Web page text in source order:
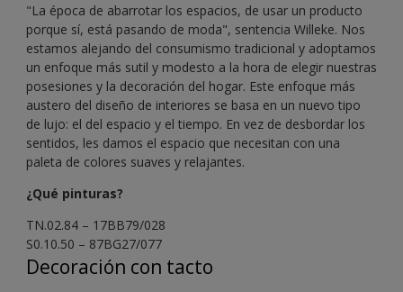
"La época de abarrotar los espacios, de usar un producto
porque sí, está pasando de moda", sentencia Willeke. Nos
estamos alejando del consumismo tradicional y adoptamos
un enfoque más sutil y modesto a la hora de elegir nuestras
posesiones y la decoración del hogar. Este enfoque más
austero del diseño de interiores se basa en un nuevo tipo
de lujo: el del espacio y el tiempo. En vez de desbordar los
sentidos, les damos el espacio que necesitan con una
paleta de colores suaves y relajantes.
¿Qué pinturas?
TN.02.84 – 17BB79/028
S0.10.50 – 87BG27/077
Decoración con tacto